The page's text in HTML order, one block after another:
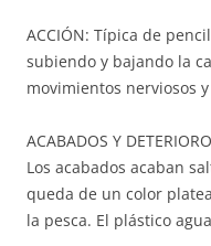
ACCIÓN: Típica de
subiendo y bajando la
movimientos nerviosos
ACABADOS Y
Los acabados acaban
queda de un color
la pesca. El plástico